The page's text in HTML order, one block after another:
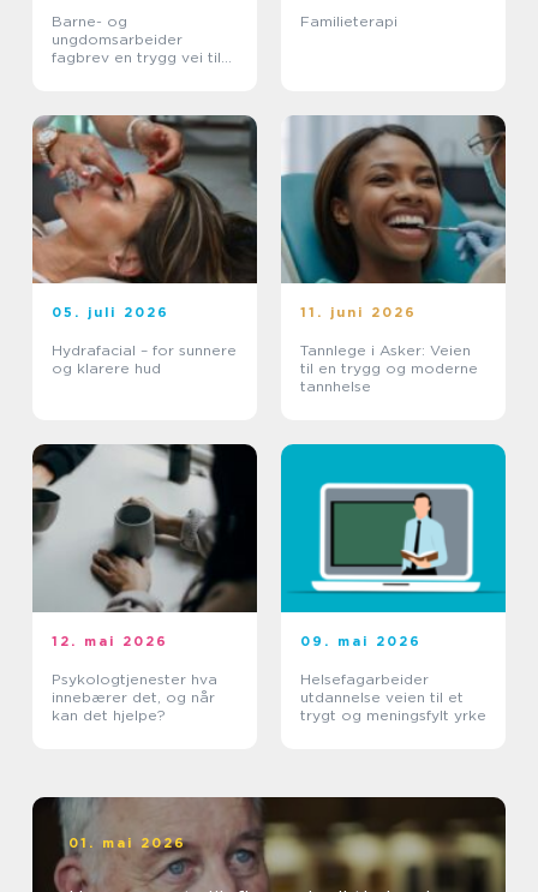
Barne- og
ungdomsarbeider
fagbrev en trygg vei til
Familieterapi
05. juli 2026
Hydrafacial – for sunnere
og klarere hud
11. juni 2026
Tannlege i Asker: Veien
til en trygg og moderne
tannhelse
12. mai 2026
Psykologtjenester hva
innebærer det, og når
kan det hjelpe?
09. mai 2026
Helsefagarbeider
utdannelse veien til et
trygt og meningsfylt yrke
01. mai 2026